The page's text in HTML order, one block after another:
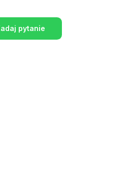
pytanie